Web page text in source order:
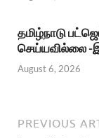
தமிழ்நாடு
செய்யவில்லை -
August 6, 2026
PREVIOUS